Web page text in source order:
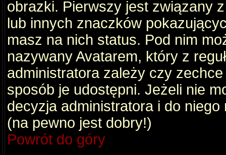
obrazki. Pierwszy jest związany
lub innych znaczków
masz na nich status. Pod nim
nazywany Avatarem, który z
administratora zależy czy
sposób je udostępni. Jeżeli nie
decyzja administratora i do
(na pewno jest dobry!)
Powrót do góry